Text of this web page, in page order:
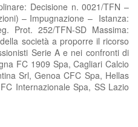
Decisione n. 0021/TFN –
– Impugnazione – Istanza:
Prot. 252/TFN-SD Massima:
società a proporre il ricorso
Serie A e nei confronti di
FC 1909 Spa, Cagliari Calcio
Srl, Genoa CFC Spa, Hellas
Internazionale Spa, SS Lazio